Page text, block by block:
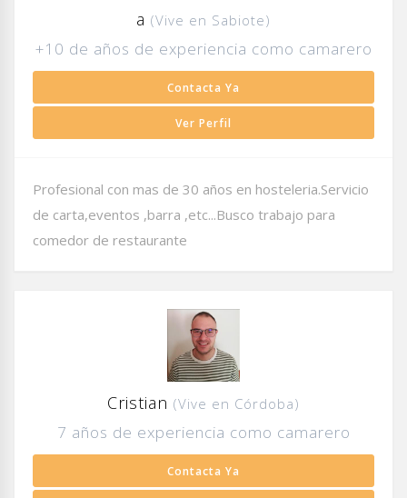
a (Vive en Sabiote)
+10 de años de experiencia como camarero
Contacta Ya
Ver Perfil
Profesional con mas de 30 años en hosteleria.Servicio
de carta,eventos ,barra ,etc...Busco trabajo para
comedor de restaurante
Cristian (Vive en Córdoba)
7 años de experiencia como camarero
Contacta Ya